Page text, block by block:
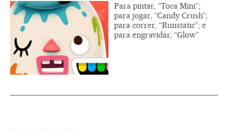
Para pintar, “Toca Mini”;
para jogar, “Candy Crush”;
para correr, “Runstatic”; e
para engravidar, “Glow”